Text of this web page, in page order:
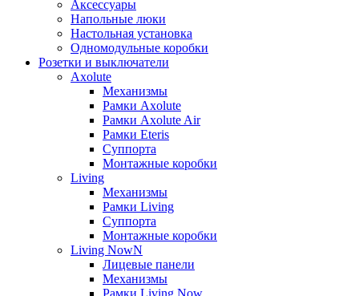
Аксессуары
Напольные люки
Настольная установка
Одномодульные коробки
Розетки и выключатели
Axolute
Механизмы
Рамки Axolute
Рамки Axolute Air
Рамки Eteris
Суппорта
Монтажные коробки
Living
Механизмы
Рамки Living
Суппорта
Монтажные коробки
Living NowN
Лицевые панели
Механизмы
Рамки Living Now